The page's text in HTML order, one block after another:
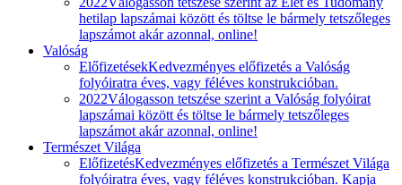
hetilap lapszámai között és töltse le bármely tetszőleges
lapszámot akár azonnal, online!
Valóság
ElőfizetésekKedvezményes előfizetés a Valóság
folyóiratra éves, vagy féléves konstrukcióban.
2022Válogasson tetszése szerint a Valóság folyóirat
lapszámai között és töltse le bármely tetszőleges
lapszámot akár azonnal, online!
Természet Világa
ElőfizetésKedvezményes előfizetés a Természet Világa
folyóiratra éves, vagy féléves konstrukcióban. Kapja